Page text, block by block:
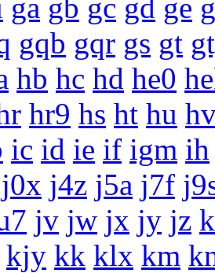
ga gb gc gd ge
gqb gqr gs gt
hb hc hd he0
hr9 hs ht hu
ic id ie if igm ih
j0x j4z j5a j7f
jv jw jx jy jz
kjy kk klx km